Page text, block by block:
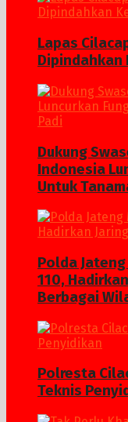
Lapas
Dipindahkan
Dukung
Indonesia
Untuk
Polda
110,
Berbagai
Polresta
Teknis